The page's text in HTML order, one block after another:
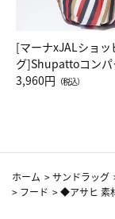
[マーナxJALショッ
グ]Shupattoコンパ
Drop JAL客室乗務
3,960円 （税込）
ホーム >サンドラッグ
> フード >◆アサヒ 素